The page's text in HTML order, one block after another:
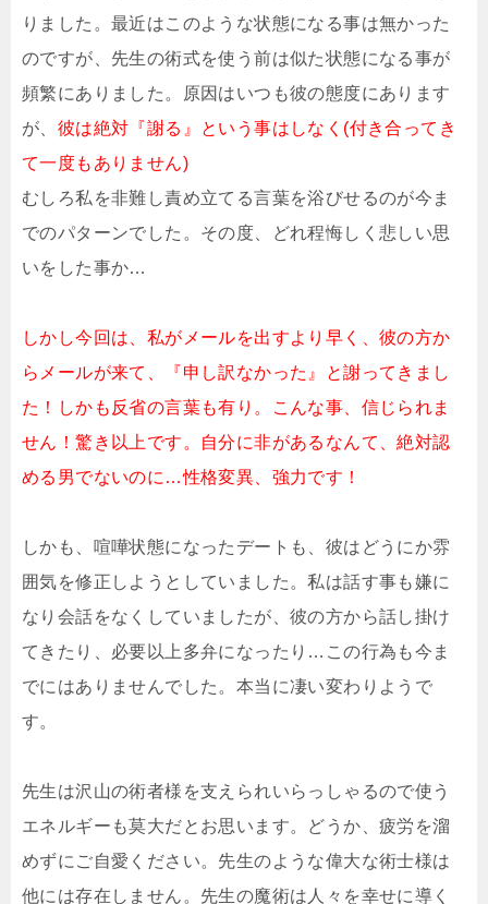
りました。最近はこのような状態になる事は無かった
のですが、先生の術式を使う前は似た状態になる事が
頻繁にありました。原因はいつも彼の態度にあります
が、 彼は絶対『謝る』という事はしなく(付き合ってき
て一度もありません)
むしろ私を非難し責め立てる言葉を浴びせるのが今ま
でのパターンでした。その度、どれ程悔しく悲しい思
いをした事か…
しかし今回は、私がメールを出すより早く、彼の方か
らメールが来て、『申し訳なかった』と謝ってきまし
た！しかも反省の言葉も有り。こんな事、信じられま
せん！驚き以上です。自分に非があるなんて、絶対認
める男でないのに…性格変異、強力です！
しかも、喧嘩状態になったデートも、彼はどうにか雰
囲気を修正しようとしていました。私は話す事も嫌に
なり会話をなくしていましたが、彼の方から話し掛け
てきたり、必要以上多弁になったり…この行為も今ま
でにはありませんでした。本当に凄い変わりようで
す。
先生は沢山の術者様を支えられいらっしゃるので使う
エネルギーも莫大だとお思います。どうか、疲労を溜
めずにご自愛ください。先生のような偉大な術士様は
他には存在しません。先生の魔術は人々を幸せに導く